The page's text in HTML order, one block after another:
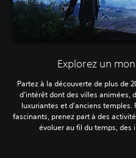
Explorez un
Partez à la découverte de plus de
d'intérêt dont des villes animées,
luxuriantes et d'anciens temples.
fascinants, prenez part à des
évoluer au fil du temps, des